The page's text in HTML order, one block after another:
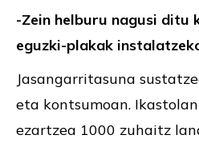
-Zein helburu nagusi ditu
eguzki-plakak
Jasangarritasuna
eta kontsumoan.
ezartzea 1000 zuhaitz